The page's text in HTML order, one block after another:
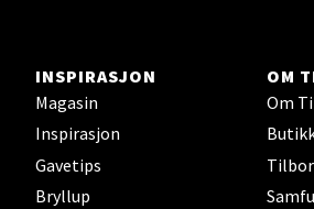
INSPIRASJON
Magasin
Inspirasjon
Gavetips
Bryllup
OM
Om
Steinkjer - Thon